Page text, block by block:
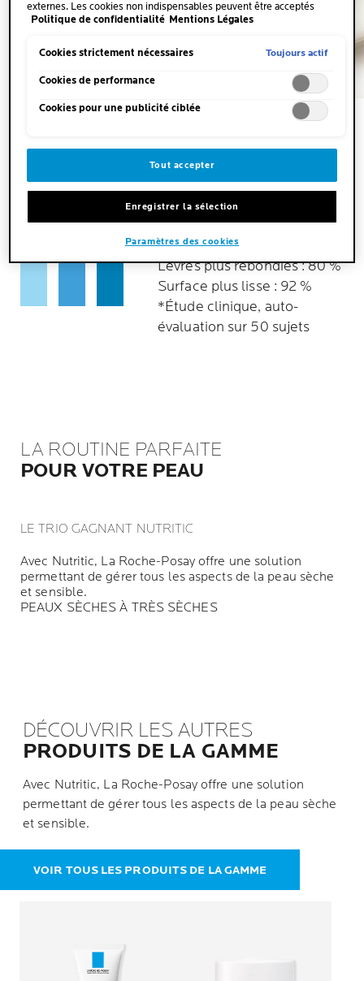
VOIR TOUS LES INGRÉDIENTS
C'EST PROUVÉ
Confort retrouvé : 94 %
Protection renforcée contre
les agressions climatiques :
87 %
Lèvres plus rebondies : 80 %
Surface plus lisse : 92 %
*Étude clinique, auto-
évaluation sur 50 sujets
LA ROUTINE PARFAITE
POUR VOTRE PEAU
LE TRIO GAGNANT NUTRITIC
Avec Nutritic, La Roche-Posay offre une solution
permettant de gérer tous les aspects de la peau sèche
et sensible.
PEAUX SÈCHES À TRÈS SÈCHES
DÉCOUVRIR LES AUTRES
PRODUITS DE LA GAMME
Avec Nutritic, La Roche-Posay offre une solution
permettant de gérer tous les aspects de la peau sèche
et sensible.
VOIR TOUS LES PRODUITS DE LA GAMME
externes. Les cookies non indispensables peuvent être acceptés
directement (« Accepter tous ») ou refusés (« Continuer sans
paramètres et d'enregistrer vos préférences (« Enregistrer mes choix
sur le lien « Paramètres des cookies ». Pour plus d'informations,
Politique de confidentialité Mentions Légales
Cookies strictement nécessaires Toujours actif
Cookies de performance
Cookies pour une publicité ciblée
Tout accepter
Enregistrer la sélection
Paramètres des cookies